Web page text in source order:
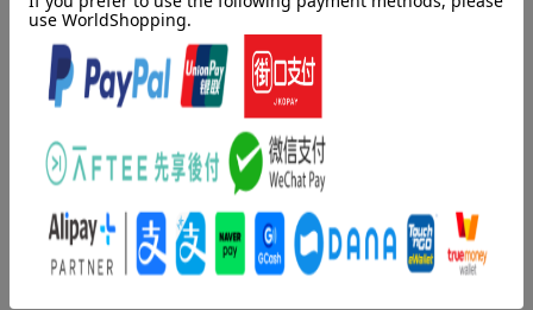
第8話 何が何でも得したい…！
第9話 食欲にとり憑かれたユキちゃん
第10話 爆食するなら2人で
第11話 チコちゃんのやらかしヒストリー
第12話 欲しがらない子になれるかな？
大谷くんはいもが好き
友人の奥さんの事情
小池さんの好きな本
ちゃんの中の怪物／第７話 大好きだったお母さん／第８話 何
が何でも得したい…！／第９話 食欲にとり憑かれたユキちゃん
／第１０話 爆食するなら２人で／第１１話 チコちゃんのやら
かしヒストリー／第１２話 欲しがらない子になれるかな？
著者情報（「BOOK」データベースより）
ぱん田ぱん太（パンダパンタ）
勢いだけで単身渡独し、主にドイツでの生活を発信するブログ
「ぱんをたずねて２０００里ちょい」を２０１７年に開始。その